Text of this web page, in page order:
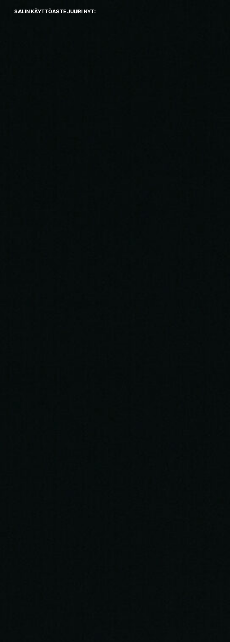
SALIN KÄYTTÖASTE JUURI NYT: